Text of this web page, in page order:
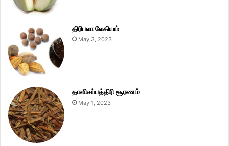
திரிபலா லேகியம்
May 3, 2023
தாளிசப்பத்திரி சூரணம்
May 1, 2023